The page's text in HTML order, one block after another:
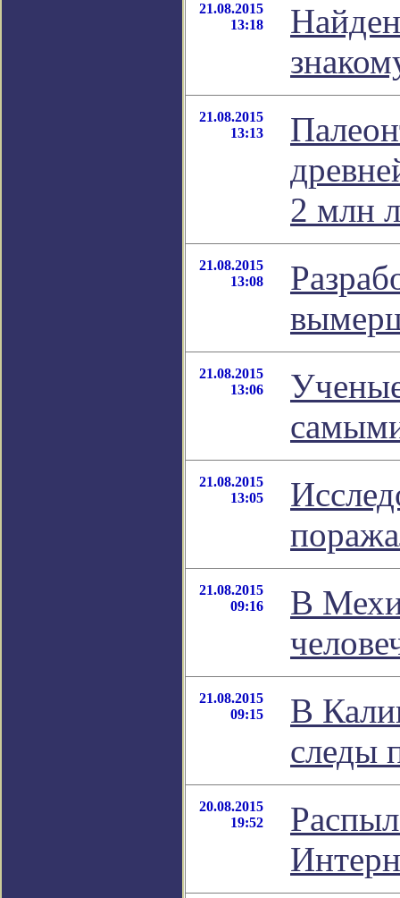
21.08.2015
13:18
21.08.2015
13:13
2 млн
21.08.2015
13:08
21.08.2015
13:06
21.08.2015
13:05
21.08.2015
09:16
В
21.08.2015
09:15
В
следы
20.08.2015
19:52